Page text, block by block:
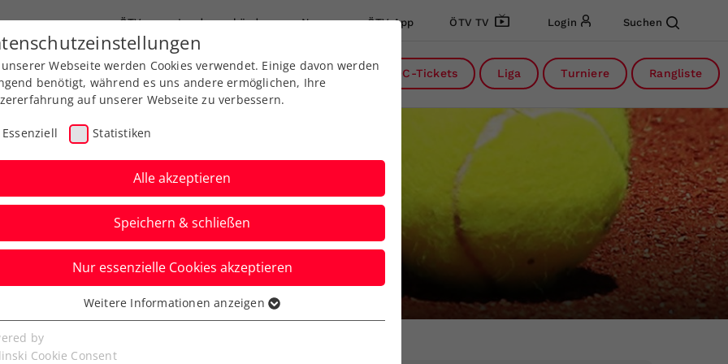
ÖTV Landesverbände News ÖTV App ÖTV TV Login Suchen
Ausbildung Services Über uns DC-Tickets Liga Turniere Rangliste
Aktuelle News
Webseite werden Cookies verwendet. Einige davon werden
benötigt, während es uns andere ermöglichen, Ihre
auf unserer Webseite zu verbessern.
Essenziell Statistiken
Alle akzeptieren
Speichern & schließen
Nur essenzielle Cookies akzeptieren
Cookies werden für grundlegende Funktionen der
benötigt. Dadurch ist gewährleistet, dass die Webseite
Weitere Informationen anzeigen
by
Cookie Consent